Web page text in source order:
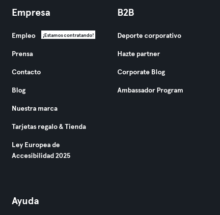
Empresa
Empleo ¡Estamos contratando!
Prensa
Contacto
Blog
Nuestra marca
Tarjetas regalo & Tienda
Ley Europea de
Accesibilidad 2025
B2B
Deporte corporativo
Hazte partner
Corporate Blog
Ambassador Program
Ayuda